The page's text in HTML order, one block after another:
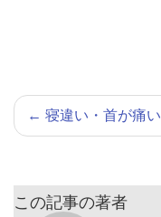
← 寝違い・首が痛い
この記事の著者